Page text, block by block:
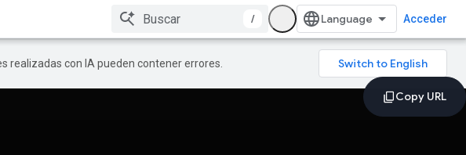
/ Acceder
realizadas con IA pueden contener errores.